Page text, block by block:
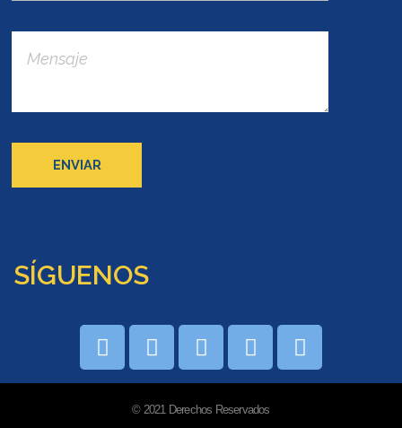
SÍGUENOS
© 2021 Derechos Reservados